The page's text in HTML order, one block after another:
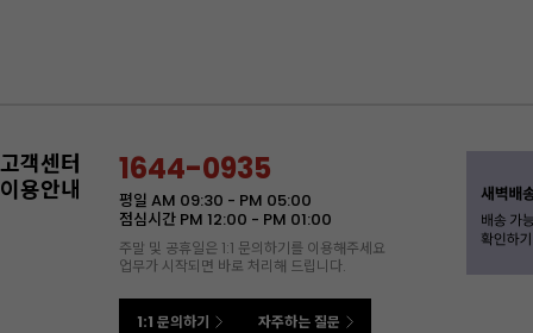
고객센터
이용안내
1644-0935
평일 AM 09:30 - PM 05:00
점심시간 PM 12:00 - PM 01:00
주말 및 공휴일은 1:1 문의하기를 이용해주세요
업무가 시작되면 바로 처리해 드립니다.
1:1 문의하기 자주하는 질문